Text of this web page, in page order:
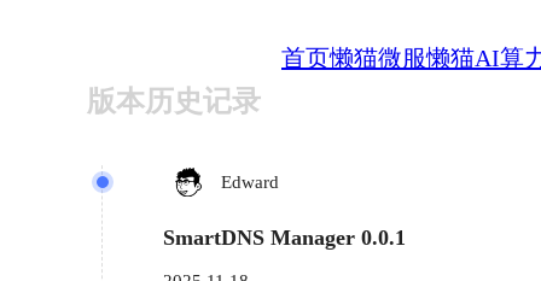
首页懒猫微服懒猫AI算
版本历史记录
Edward
SmartDNS Manager 0.0.1